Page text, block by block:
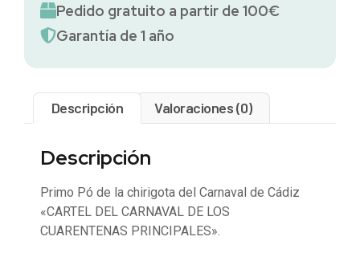
Pedido gratuito a partir de 100€
Garantía de 1 año
Descripción Valoraciones (0)
Descripción
Primo Pó de la chirigota del Carnaval de Cádiz
«CARTEL DEL CARNAVAL DE LOS
CUARENTENAS PRINCIPALES».